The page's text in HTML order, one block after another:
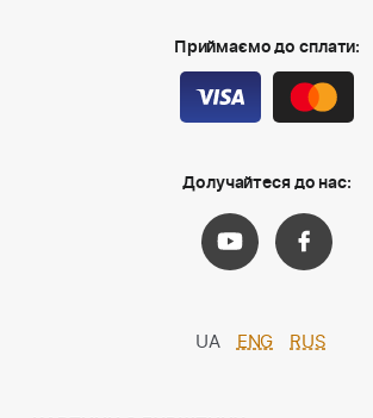
Приймаємо до сплати:
Долучайтеся до нас:
UA ENG RUS